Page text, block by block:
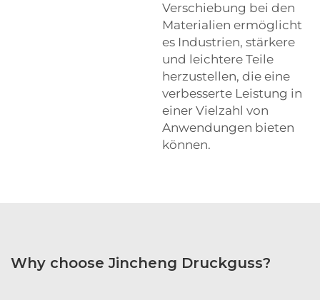
Verschiebung bei den
Materialien ermöglicht
es Industrien, stärkere
und leichtere Teile
herzustellen, die eine
verbesserte Leistung in
einer Vielzahl von
Anwendungen bieten
können.
Why choose Jincheng Druckguss?